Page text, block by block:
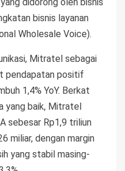
bisnis layanan
Wholesale Voice).
Mitratel sebagai
pendapatan positif
1,4% YoY. Berkat
yang baik, Mitratel
sebesar Rp1,9 triliun
miliar, dengan margin
yang stabil masing-